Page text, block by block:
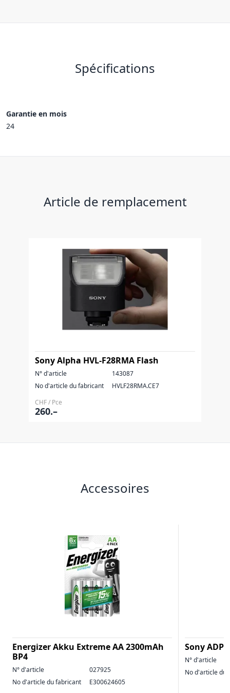
Spécifications
Garantie en mois
24
Article de remplacement
Sony Alpha HVL-F28RMA Flash
N° d'article
143087
No d'article du fabricant
HVLF28RMA.CE7
CHF / Pce
260.–
Accessoires
Energizer Akku Extreme AA 2300mAh
BP4
N° d'article
027925
No d'article du fabricant
E300624605
Sony
N° d'article
No d'article du